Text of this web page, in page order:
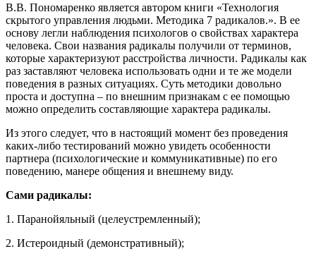
В.В. Пономаренко является автором книги «Технология
скрытого управления людьми. Методика 7 радикалов.». В ее
основу легли наблюдения психологов о свойствах характера
человека. Свои названия радикалы получили от терминов,
которые характеризуют расстройства личности. Радикалы как
раз заставляют человека использовать одни и те же модели
поведения в разных ситуациях. Суть методики довольно
проста и доступна – по внешним признакам с ее помощью
можно определить составляющие характера радикалы.
Из этого следует, что в настоящий момент без проведения
каких-либо тестирований можно увидеть особенности
партнера (психологические и коммуникативные) по его
поведению, манере общения и внешнему виду.
Сами радикалы:
1. Паранойяльный (целеустремленный);
2. Истероидный (демонстративный);